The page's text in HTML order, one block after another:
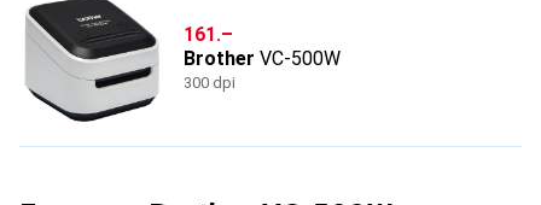
CHF
161.–
Brother VC-500W
300 dpi